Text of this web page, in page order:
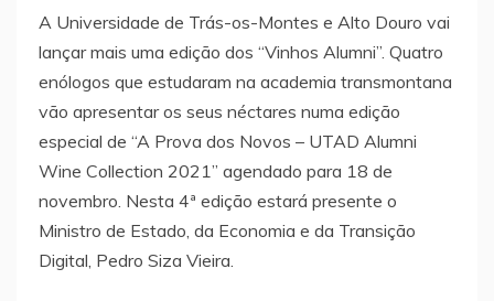
A Universidade de Trás-os-Montes e Alto Douro vai
lançar mais uma edição dos “Vinhos Alumni”. Quatro
enólogos que estudaram na academia transmontana
vão apresentar os seus néctares numa edição
especial de “A Prova dos Novos – UTAD Alumni
Wine Collection 2021” agendado para 18 de
novembro. Nesta 4ª edição estará presente o
Ministro de Estado, da Economia e da Transição
Digital, Pedro Siza Vieira.